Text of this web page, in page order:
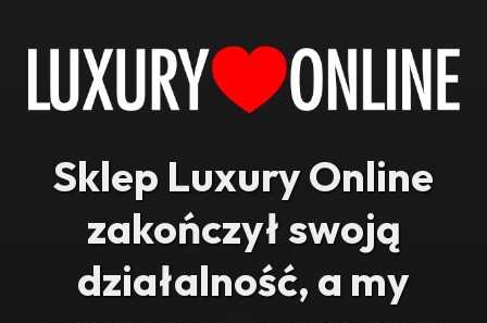
Sklep Luxury Online
zakończył swoją
działalność, a my